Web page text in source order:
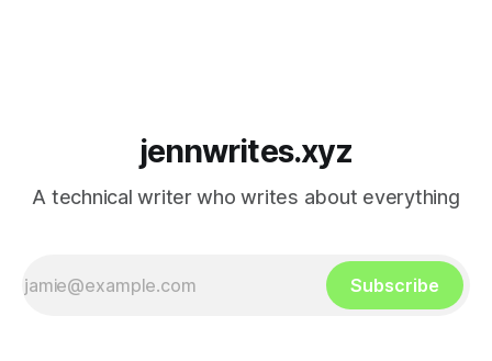
jennwrites.xyz
A technical writer who writes about everything
Subscribe